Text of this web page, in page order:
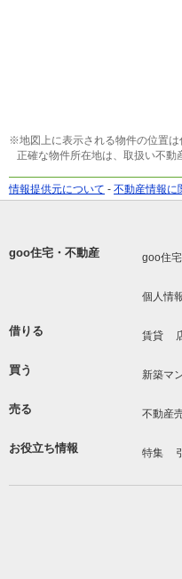
※地図上に表示される物件の位置
正確な物件所在地は、取扱い不動
情報提供元について - 不動産情報に
goo住宅・不動産 goo住
個人情
借りる 賃貸
買う 新築マ
売る 不動産
お役立ち情報 特集